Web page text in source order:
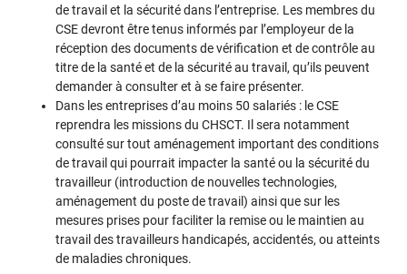
de travail et la sécurité dans l’entreprise. Les membres du
CSE devront être tenus informés par l’employeur de la
réception des documents de vérification et de contrôle au
titre de la santé et de la sécurité au travail, qu’ils peuvent
demander à consulter et à se faire présenter.
Dans les entreprises d’au moins 50 salariés : le CSE
reprendra les missions du CHSCT. Il sera notamment
consulté sur tout aménagement important des conditions
de travail qui pourrait impacter la santé ou la sécurité du
travailleur (introduction de nouvelles technologies,
aménagement du poste de travail) ainsi que sur les
mesures prises pour faciliter la remise ou le maintien au
travail des travailleurs handicapés, accidentés, ou atteints
de maladies chroniques.